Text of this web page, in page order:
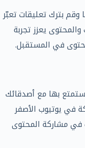
بترك تعليقات تعبّر
يعزز تجربة
في المستقبل.
بها مع أصدقائك
في يوتيوب الأصفر
في مشاركة المحتوى